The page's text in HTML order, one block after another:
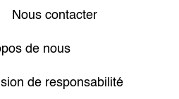
Nous contacter
de nous
de responsabilité